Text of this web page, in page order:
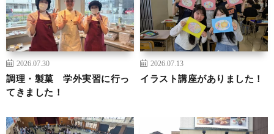
2026.07.30
調理・製菓 学外実習に行っ
てきました！
2026.07.13
イラスト講座がありました！